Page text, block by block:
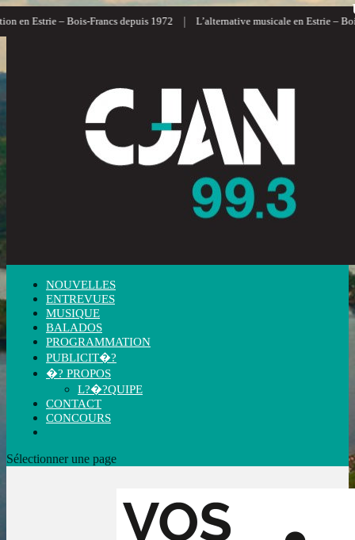
en Estrie – Bois-Francs depuis 1972 | L’alternative musicale en Estrie – Bois-
NOUVELLES
ENTREVUES
MUSIQUE
BALADOS
PROGRAMMATION
PUBLICIT�?
�? PROPOS
L?�?QUIPE
CONTACT
CONCOURS
Sélectionner une page